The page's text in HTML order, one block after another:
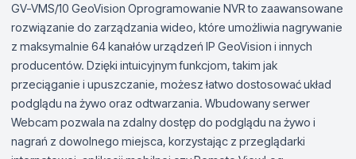
GV-VMS/10 GeoVision Oprogramowanie NVR to zaawansowane
rozwiązanie do zarządzania wideo, które umożliwia nagrywanie
z maksymalnie 64 kanałów urządzeń IP GeoVision i innych
producentów. Dzięki intuicyjnym funkcjom, takim jak
przeciąganie i upuszczanie, możesz łatwo dostosować układ
podglądu na żywo oraz odtwarzania. Wbudowany serwer
Webcam pozwala na zdalny dostęp do podglądu na żywo i
nagrań z dowolnego miejsca, korzystając z przeglądarki